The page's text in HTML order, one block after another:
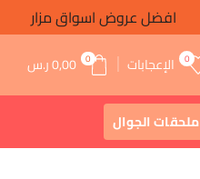
افضل عروض اسواق مزار
0 الإعجابات 0
0,00ر.س
ملحقات الجوال